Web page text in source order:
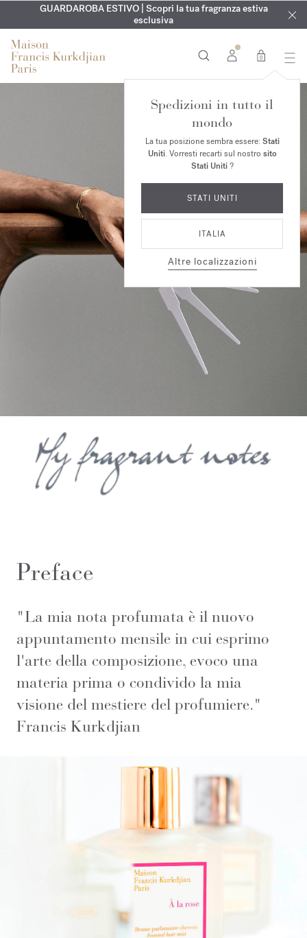
ESCLUSIVO | Scopri la nuova fragranza OUDvelvet moodnel
tuo ordine*
INCISIONE GRATUITA | Su tutte le fragranze e gli oli per il
corpo fino al 9 agosto
GUARDAROBA ESTIVO | Scopri la tua fragranza estiva
esclusiva
0
Spedizioni in tutto il
mondo
La tua posizione sembra essere: Stati
Uniti. Vorresti recarti sul nostro sito
Stati Uniti?
STATI UNITI
ITALIA
Altre localizzazioni
Preface
"La mia nota profumata è il nuovo
appuntamento mensile in cui esprimo
l'arte della composizione, evoco una
materia prima o condivido la mia
visione del mestiere del profumiere."
Francis Kurkdjian